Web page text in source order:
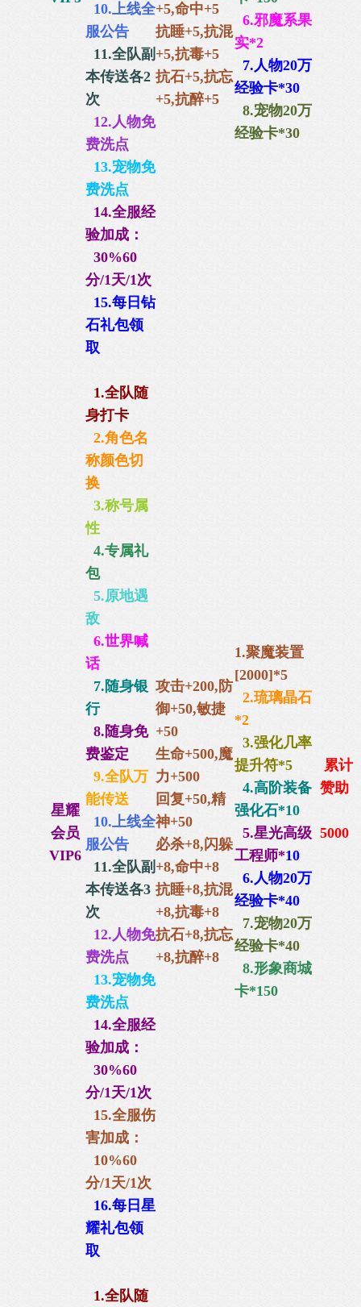
10.上线全
服公告
11.全队副
本传送各2
次
12.人物免
费洗点
13.宠物免
费洗点
14.全服经
验加成：
30%60
分/1天/1次
15.每日钻
石礼包领
取
+5,命中+5
抗睡+5,抗混
+5,抗毒+5
抗石+5,抗忘
+5,抗醉+5
6.邪魔系果
实*2
7.人物20万
经验卡*30
8.宠物20万
经验卡*30
星耀
会员
VIP6
1.全队随
身打卡
2.角色名
称颜色切
换
3.称号属
性
4.专属礼
包
5.原地遇
敌
6.世界喊
话
7.随身银
行
8.随身免
费鉴定
9.全队万
能传送
10.上线全
服公告
11.全队副
本传送各3
次
12.人物免
费洗点
13.宠物免
费洗点
14.全服经
验加成：
30%60
分/1天/1次
15.全服伤
害加成：
10%60
分/1天/1次
16.每日星
耀礼包领
取
攻击+200,防
御+50,敏捷
+50
生命+500,魔
力+500
回复+50,精
神+50
必杀+8,闪躲
+8,命中+8
抗睡+8,抗混
+8,抗毒+8
抗石+8,抗忘
+8,抗醉+8
1.聚魔装置
[2000]*5
2.琉璃晶石
*2
3.强化几率
提升符*5
4.高阶装备
强化石*10
5.星光高级
工程师*10
6.人物20万
经验卡*40
7.宠物20万
经验卡*40
8.形象商城
卡*150
累计
赞助
5000
1.全队随